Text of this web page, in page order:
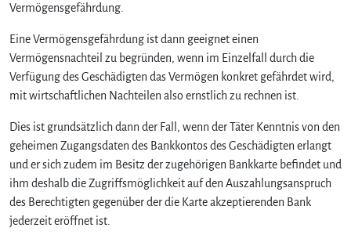
Vermögensgefährdung.
Eine Vermögensgefährdung ist dann geeignet einen
Vermögensnachteil zu begründen, wenn im Einzelfall durch die
Verfügung des Geschädigten das Vermögen konkret gefährdet wird,
mit wirtschaftlichen Nachteilen also ernstlich zu rechnen ist.
Dies ist grundsätzlich dann der Fall, wenn der Täter Kenntnis von den
geheimen Zugangsdaten des Bankkontos des Geschädigten erlangt
und er sich zudem im Besitz der zugehörigen Bankkarte befindet und
ihm deshalb die Zugriffsmöglichkeit auf den Auszahlungsanspruch
des Berechtigten gegenüber der die Karte akzeptierenden Bank
jederzeit eröffnet ist.